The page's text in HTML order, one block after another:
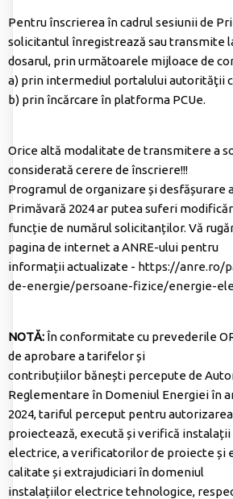
Pentru înscrierea în cadrul sesiunii de
solicitantul înregistrează sau transmite
dosarul, prin următoarele mijloace de
a) prin intermediul portalului autorităţii
b) prin încărcare în platforma PCUe.
Orice altă modalitate de transmitere a
considerată cerere de înscriere!!!
Programul de organizare și desfășurare
Primăvară 2024 ar putea suferi
funcție de numărul solicitanților. Vă
pagina de internet a ANRE-ului pentru
informații actualizate - https://anre.ro/
de-energie/persoane-fizice/energie-
NOTĂ:În conformitate cu prevederile
de aprobare a tarifelor și
contribuțiilor bănești percepute de
Reglementare în Domeniul Energiei în
2024, tariful perceput pentru
proiectează, execută și verifică instalații
electrice, a verificatorilor de proiecte și
calitate și extrajudiciari în domeniul
instalațiilor electrice tehnologice,